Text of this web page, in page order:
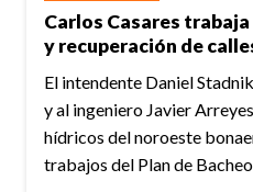
Carlos Casares
y recuperación de
El intendente Daniel
y al ingeniero Javier
hídricos del noroeste
trabajos del Plan de